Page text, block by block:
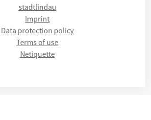
stadtlindau
Imprint
Data protection policy
Terms of use
Netiquette